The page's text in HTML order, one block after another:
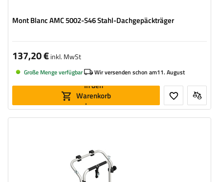
Mont Blanc AMC 5002-S46 Stahl-Dachgepäckträger
137,20 €inkl. MwSt
Große Menge verfügbar Wir versenden schon am11. August
In den
Warenkorb
legen
45 kg
kompatibel mit Elektrofahrrädern
Aluminiumkonstruktion